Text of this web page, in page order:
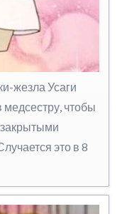
жезла Усаги
чтобы
закрытыми
это в 8